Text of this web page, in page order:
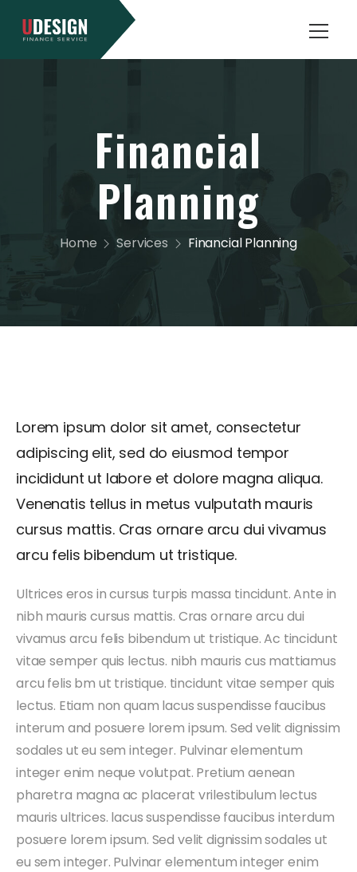
Financial
Planning
Home Services Financial Planning
Lorem ipsum dolor sit amet, consectetur
adipiscing elit, sed do eiusmod tempor
incididunt ut labore et dolore magna aliqua.
Venenatis tellus in metus vulputath mauris
cursus mattis. Cras ornare arcu dui vivamus
arcu felis bibendum ut tristique.
Ultrices eros in cursus turpis massa tincidunt. Ante in
nibh mauris cursus mattis. Cras ornare arcu dui
vivamus arcu felis bibendum ut tristique. Ac tincidunt
vitae semper quis lectus. nibh mauris cus mattiamus
arcu felis bm ut tristique. tincidunt vitae semper quis
lectus. Etiam non quam lacus suspendisse faucibus
interum and posuere lorem ipsum. Sed velit dignissim
sodales ut eu sem integer. Pulvinar elementum
integer enim neque volutpat. Pretium aenean
pharetra magna ac placerat vrilestibulum lectus
mauris ultrices. lacus suspendisse faucibus interdum
posuere lorem ipsum. Sed velit dignissim sodales ut
eu sem integer. Pulvinar elementum integer enim